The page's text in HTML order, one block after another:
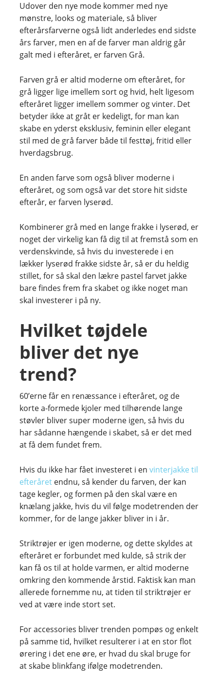
Udover den nye mode kommer med nye
mønstre, looks og materiale, så bliver
efterårsfarverne også lidt anderledes end sidste
års farver, men en af de farver man aldrig går
galt med i efteråret, er farven Grå.
Farven grå er altid moderne om efteråret, for
grå ligger lige imellem sort og hvid, helt ligesom
efteråret ligger imellem sommer og vinter. Det
betyder ikke at gråt er kedeligt, for man kan
skabe en yderst eksklusiv, feminin eller elegant
stil med de grå farver både til festtøj, fritid eller
hverdagsbrug.
En anden farve som også bliver moderne i
efteråret, og som også var det store hit sidste
efterår, er farven lyserød.
Kombinerer grå med en lange frakke i lyserød, er
noget der virkelig kan få dig til at fremstå som en
verdenskvinde, så hvis du investerede i en
lækker lyserød frakke sidste år, så er du heldig
stillet, for så skal den lækre pastel farvet jakke
bare findes frem fra skabet og ikke noget man
skal investerer i på ny.
Hvilket tøjdele
bliver det nye
trend?
60’erne får en renæssance i efteråret, og de
korte a-formede kjoler med tilhørende lange
støvler bliver super moderne igen, så hvis du
har sådanne hængende i skabet, så er det med
at få dem fundet frem.
Hvis du ikke har fået investeret i en vinterjakke til
efteråret endnu, så kender du farven, der kan
tage kegler, og formen på den skal være en
knælang jakke, hvis du vil følge modetrenden der
kommer, for de lange jakker bliver in i år.
Striktrøjer er igen moderne, og dette skyldes at
efteråret er forbundet med kulde, så strik der
kan få os til at holde varmen, er altid moderne
omkring den kommende årstid. Faktisk kan man
allerede fornemme nu, at tiden til striktrøjer er
ved at være inde stort set.
For accessories bliver trenden pompøs og enkelt
på samme tid, hvilket resulterer i at en stor flot
ørering i det ene øre, er hvad du skal bruge for
at skabe blinkfang ifølge modetrenden.